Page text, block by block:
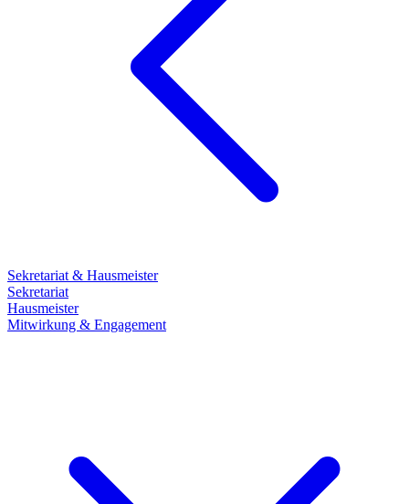
Sekretariat & Hausmeister
Sekretariat
Hausmeister
Mitwirkung & Engagement